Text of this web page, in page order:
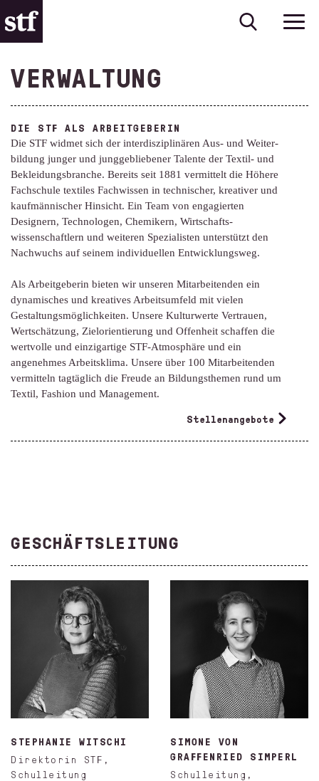
VERWALTUNG
DIE STF ALS ARBEITGEBERIN
Die STF widmet sich der interdiszi­plinären Aus- und Weiter­
bildung junger und jung­gebliebener Talente der Textil- und
Bekleidungs­branche. Bereits seit 1881 vermittelt die Höhere
Fachschule textiles Fachwissen in technischer, kreativer und
kaufmännischer Hinsicht. Ein Team von engagierten
Designern, Technologen, Chemikern, Wirtschafts­
wissenschaftlern und weiteren Spezialisten unterstützt den
Nachwuchs auf seinem individuellen Entwicklungsweg.
Als Arbeitgeberin bieten wir unseren Mitarbeitenden ein
dynamisches und kreatives Arbeits­umfeld mit vielen
Gestaltungs­möglichkeiten. Unsere Kulturwerte Vertrauen,
Wertschätzung, Zielorientierung und Offenheit schaffen die
wertvolle und einzigartige STF-Atmosphäre und ein
angenehmes Arbeitsklima. Unsere über 100 Mitarbeitenden
vermitteln tagtäglich die Freude an Bildungs­themen rund um
Textil, Fashion und Management.
Stellenangebote
GESCHÄFTSLEITUNG
STEPHANIE WITSCHI
Direktorin STF,
Schulleitung
SIMONE VON
GRAFFENRIED SIMPERL
Schulleitung,